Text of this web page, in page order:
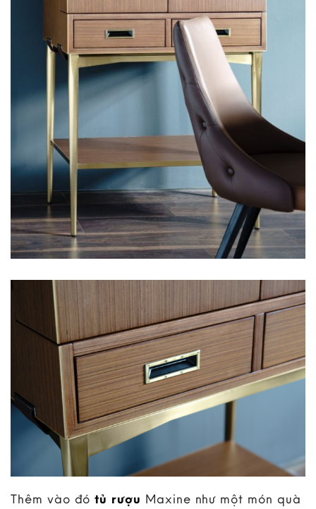
Thêm vào đótủ rượu Maxine như một món quà